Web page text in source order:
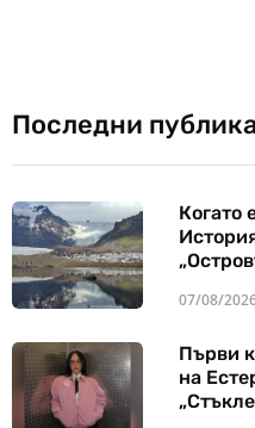
Последни
Когато
07/08/
Първи
на